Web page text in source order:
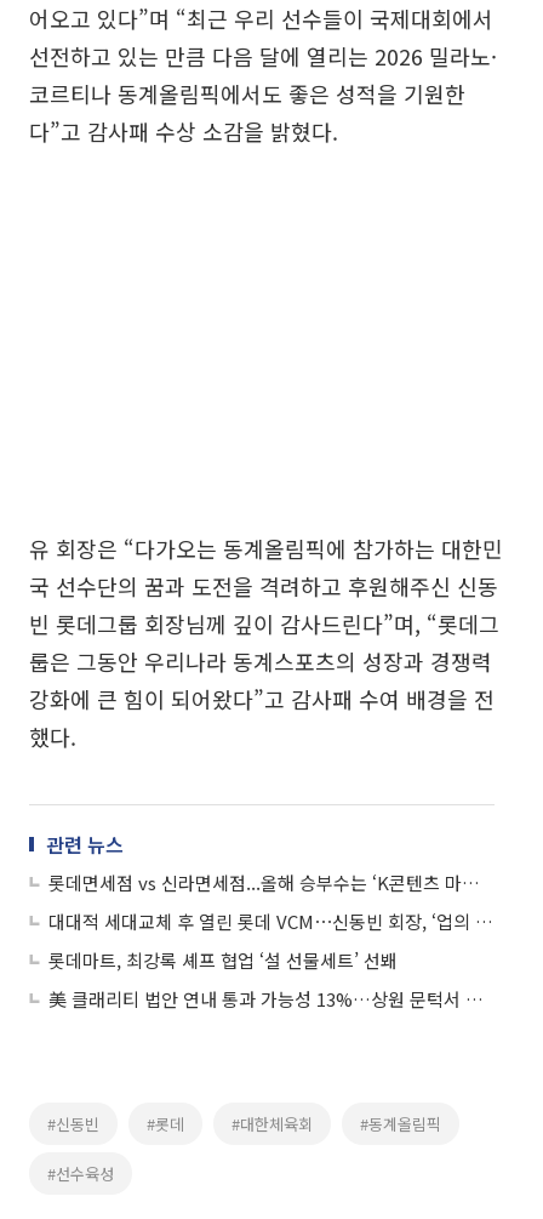
어오고 있다”며 “최근 우리 선수들이 국제대회에서
선전하고 있는 만큼 다음 달에 열리는 2026 밀라노·
코르티나 동계올림픽에서도 좋은 성적을 기원한
다”고 감사패 수상 소감을 밝혔다.
유 회장은 “다가오는 동계올림픽에 참가하는 대한민
국 선수단의 꿈과 도전을 격려하고 후원해주신 신동
빈 롯데그룹 회장님께 깊이 감사드린다”며, “롯데그
룹은 그동안 우리나라 동계스포츠의 성장과 경쟁력
강화에 큰 힘이 되어왔다”고 감사패 수여 배경을 전
했다.
관련 뉴스
롯데면세점 vs 신라면세점...올해 승부수는 ‘K콘텐츠 마케팅’
대대적 세대교체 후 열린 롯데 VCM⋯신동빈 회장, ‘업의 본질·혁신’ 당부
롯데마트, 최강록 셰프 협업 ‘설 선물세트’ 선봬
美 클래리티 법안 연내 통과 가능성 13%…상원 문턱서 제동
#신동빈 #롯데 #대한체육회 #동계올림픽
#선수육성